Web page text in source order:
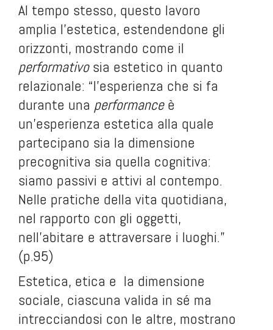
Al tempo stesso, questo lavoro
amplia l’estetica, estendendone gli
orizzonti, mostrando come il
performativosia estetico in quanto
relazionale: “l’esperienza che si fa
durante una performanceè
un’esperienza estetica alla quale
partecipano sia la dimensione
precognitiva sia quella cognitiva:
siamo passivi e attivi al contempo.
Nelle pratiche della vita quotidiana,
nel rapporto con gli oggetti,
nell’abitare e attraversare i luoghi.”
(p.95)
Estetica, etica e la dimensione
sociale, ciascuna valida in sé ma
intrecciandosi con le altre, mostrano